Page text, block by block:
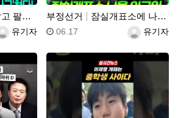
민노총엔 아무…
록자
유기자
부정선거 잠실개표소에 나온 외국인
등록자유기자
등록일
06.17